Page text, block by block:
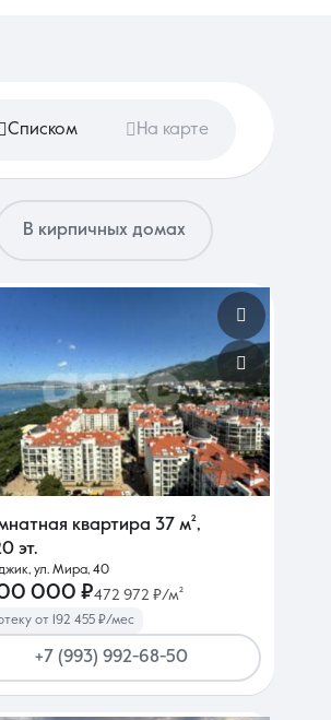
Списком На карте
В кирпичных домах
квартира 37 м²,
эт.
ул. Мира, 40
000 ₽472 972 ₽/м²
от 192 455 ₽/мес
+7 (993) 992-68-50